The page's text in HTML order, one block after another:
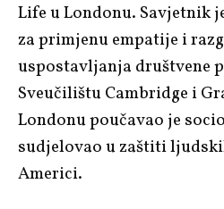
Life u Londonu. Savjetnik
za primjenu empatije i
uspostavljanja društvene
Sveučilištu Cambridge i
Londonu poučavao je
sudjelovao u zaštiti
Americi.